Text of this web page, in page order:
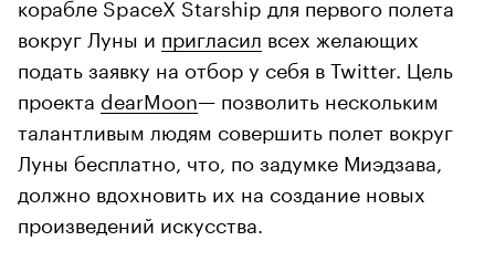
вокруг Луны и пригласил всех желающих
подать заявку на отбор у себя в Twitter. Цель
проекта dearMoon— позволить нескольким
талантливым людям совершить полет вокруг
Луны бесплатно, что, по задумке Миэдзава,
должно вдохновить их на создание новых
произведений искусства.